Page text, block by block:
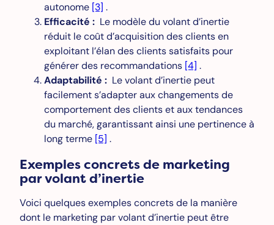
autonome [3] .
Efficacité : Le modèle du volant d’inertie
réduit le coût d’acquisition des clients en
exploitant l’élan des clients satisfaits pour
générer des recommandations [4] .
Adaptabilité : Le volant d’inertie peut
facilement s’adapter aux changements de
comportement des clients et aux tendances
du marché, garantissant ainsi une pertinence à
long terme [5] .
Exemples concrets de marketing
par volant d’inertie
Voici quelques exemples concrets de la manière
dont le marketing par volant d’inertie peut être